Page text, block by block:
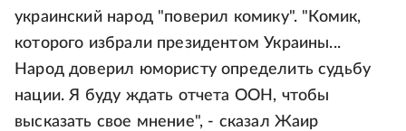
украинский народ "поверил комику". "Комик,
которого избрали президентом Украины...
Народ доверил юмористу определить судьбу
нации. Я буду ждать отчета ООН, чтобы
высказать свое мнение", - сказал Жаир